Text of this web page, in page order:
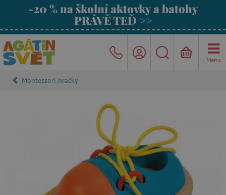
-20 % na školní aktovky a batohy
PRÁVĚ TEĎ >>
Menu
Montessori hračky